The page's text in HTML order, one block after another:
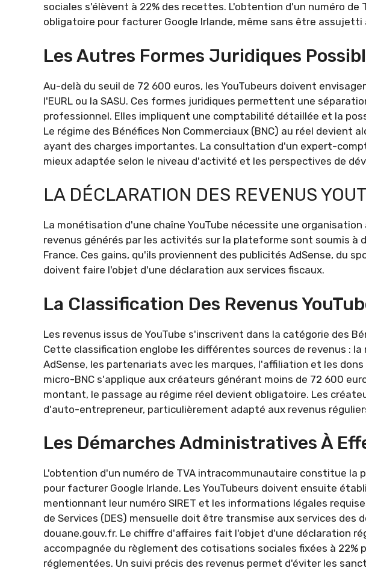
sociales s'élèvent à 22% des recettes. L'obtention d'un numéro
obligatoire pour facturer Google Irlande, même sans être assujetti
Les Autres Formes Juridiques
Au-delà du seuil de 72 600 euros, les YouTubeurs doivent
l'EURL ou la SASU. Ces formes juridiques permettent une
professionnel. Elles impliquent une comptabilité détaillée et la
Le régime des Bénéfices Non Commerciaux (BNC) au réel devient
ayant des charges importantes. La consultation d'un expert-
mieux adaptée selon le niveau d'activité et les perspectives de
LA DÉCLARATION DES REVENUS
La monétisation d'une chaîne YouTube nécessite une
revenus générés par les activités sur la plateforme sont soumis à
France. Ces gains, qu'ils proviennent des publicités AdSense, du
doivent faire l'objet d'une déclaration aux services fiscaux.
La Classification Des Revenus
Les revenus issus de YouTube s'inscrivent dans la catégorie des
Cette classification englobe les différentes sources de revenus :
AdSense, les partenariats avec les marques, l'affiliation et les
micro-BNC s'applique aux créateurs générant moins de 72 600
montant, le passage au régime réel devient obligatoire. Les
d'auto-entrepreneur, particulièrement adapté aux revenus
Les Démarches Administratives À
L'obtention d'un numéro de TVA intracommunautaire constitue la
pour facturer Google Irlande. Les YouTubeurs doivent ensuite
mentionnant leur numéro SIRET et les informations légales
de Services (DES) mensuelle doit être transmise aux services des
douane.gouv.fr. Le chiffre d'affaires fait l'objet d'une déclaration
accompagnée du règlement des cotisations sociales fixées à 22%
réglementées. Un suivi précis des revenus permet d'éviter les